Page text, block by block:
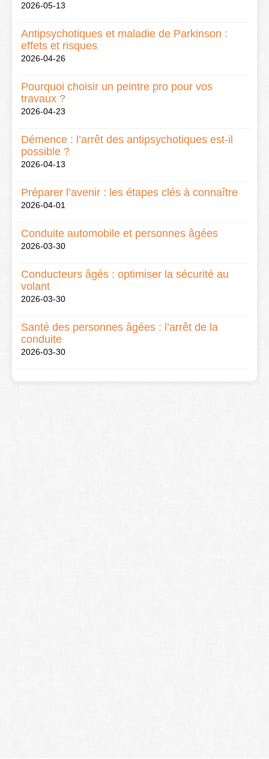
2026-05-13
Antipsychotiques et maladie de Parkinson :
effets et risques
2026-04-26
Pourquoi choisir un peintre pro pour vos
travaux ?
2026-04-23
Démence : l’arrêt des antipsychotiques est-il
possible ?
2026-04-13
Préparer l’avenir : les étapes clés à connaître
2026-04-01
Conduite automobile et personnes âgées
2026-03-30
Conducteurs âgés : optimiser la sécurité au
volant
2026-03-30
Santé des personnes âgées : l’arrêt de la
conduite
2026-03-30